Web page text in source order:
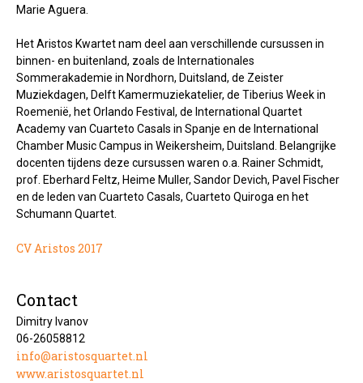
Marie Aguera.
Het Aristos Kwartet nam deel aan verschillende cursussen in
binnen- en buitenland, zoals de Internationales
Sommerakademie in Nordhorn, Duitsland, de Zeister
Muziekdagen, Delft Kamermuziekatelier, de Tiberius Week in
Roemenië, het Orlando Festival, de International Quartet
Academy van Cuarteto Casals in Spanje en de International
Chamber Music Campus in Weikersheim, Duitsland. Belangrijke
docenten tijdens deze cursussen waren o.a. Rainer Schmidt,
prof. Eberhard Feltz, Heime Muller, Sandor Devich, Pavel Fischer
en de leden van Cuarteto Casals, Cuarteto Quiroga en het
Schumann Quartet.
CV Aristos 2017
Contact
Dimitry Ivanov
06-26058812
info@aristosquartet.nl
www.aristosquartet.nl